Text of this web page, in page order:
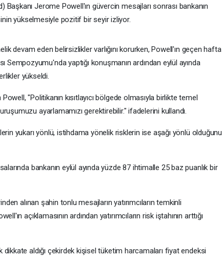
Başkanı Jerome Powell'ın güvercin mesajları sonrası bankanın
yükselmesiyle pozitif bir seyir izliyor.
devam eden belirsizlikler varlığını korurken, Powell'ın geçen hafta
yaptığı konuşmanın ardından eylül ayında
yükseldi.
"Politikanın kısıtlayıcı bölgede olmasıyla birlikte temel
ayarlamamızı gerektirebilir." ifadelerini kullandı.
yukarı yönlü, istihdama yönelik risklerin ise aşağı yönlü olduğunu
bankanın eylül ayında yüzde 87 ihtimalle 25 baz puanlık bir
alınan şahin tonlu mesajların yatırımcıların temkinli
açıklamasının ardından yatırımcıların risk iştahının arttığı
aldığı çekirdek kişisel tüketim harcamaları fiyat endeksi